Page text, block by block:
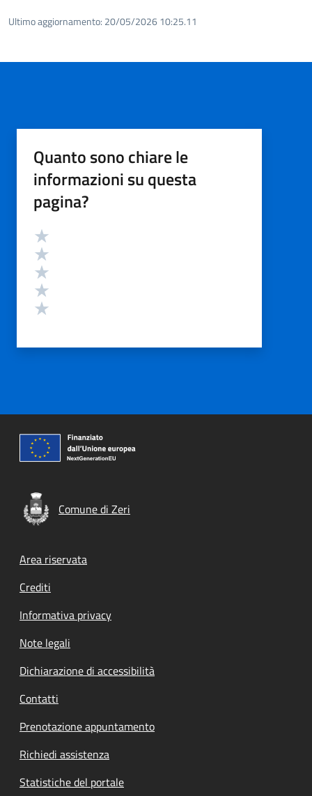
Ultimo aggiornamento: 20/05/2026 10:25.11
Quanto sono chiare le
informazioni su questa
pagina?
Valutazione
Comune di Zeri
Footer menu
Area riservata
Crediti
Informativa privacy
Note legali
Dichiarazione di accessibilità
Contatti
Prenotazione appuntamento
Richiedi assistenza
Statistiche del portale